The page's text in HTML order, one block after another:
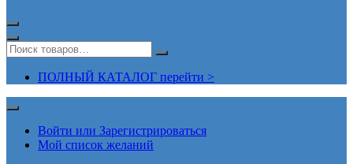
ПОЛНЫЙ КАТАЛОГ перейти >
Войти или Зарегистрироваться
Мой список желаний